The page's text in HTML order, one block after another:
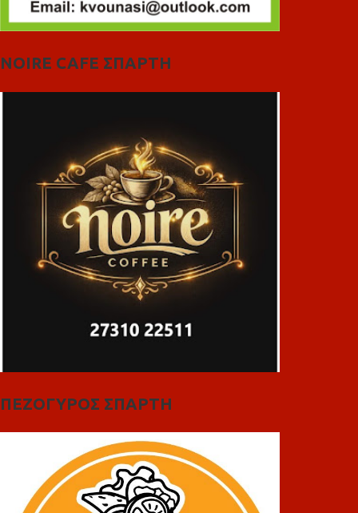
NOIRE CAFE ΣΠΑΡΤΗ
ΠΕΖΟΓΥΡΟΣ ΣΠΑΡΤΗ